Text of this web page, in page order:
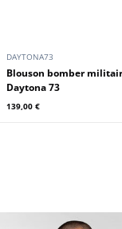
DAYTONA73
Blouson bomber militaire kaki
Daytona 73
139,00 €